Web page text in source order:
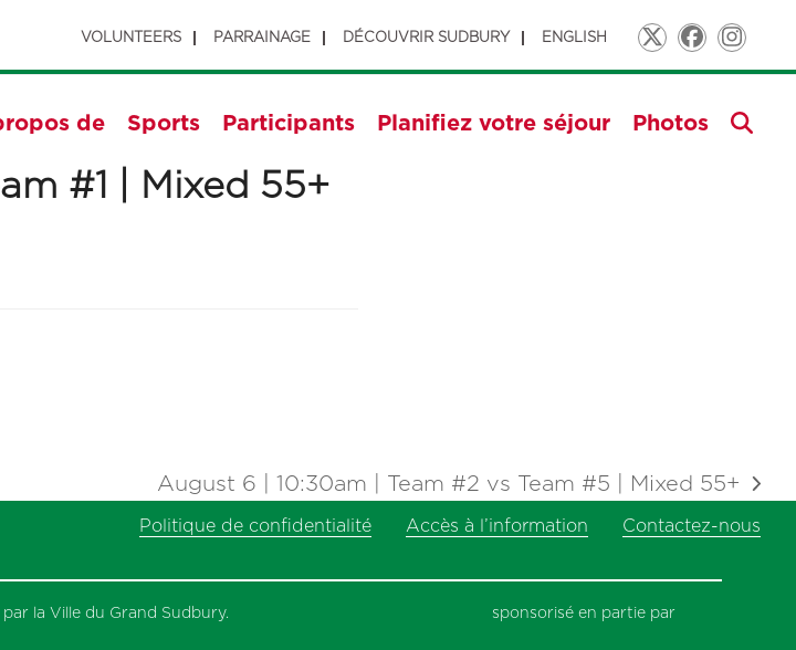
VOLUNTEERS PARRAINAGE DÉCOUVRIR SUDBURY ENGLISH Twitter
de Sports Participants Planifiez votre séjour Photos
#1 | Mixed 55+
next
post:
August 6 | 10:30am | Team #2 vs Team #5 | Mixed 55+
Politique de confidentialité Accès à l’information Contactez-nous
la Ville du Grand Sudbury. sponsorisé en partie par